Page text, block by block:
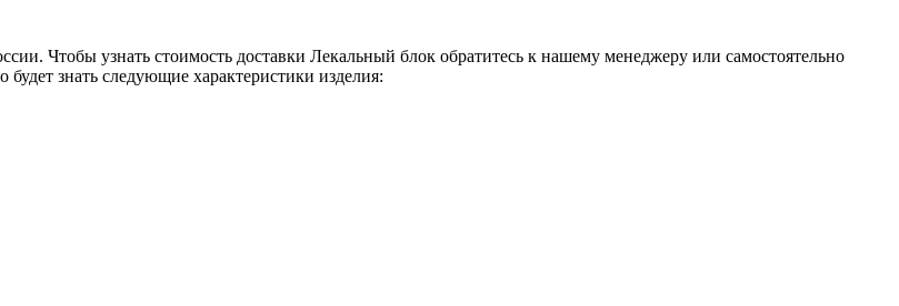
Чтобы узнать стоимость доставки Лекальный блок обратитесь к нашему менеджеру или самостоятельно
знать следующие характеристики изделия: